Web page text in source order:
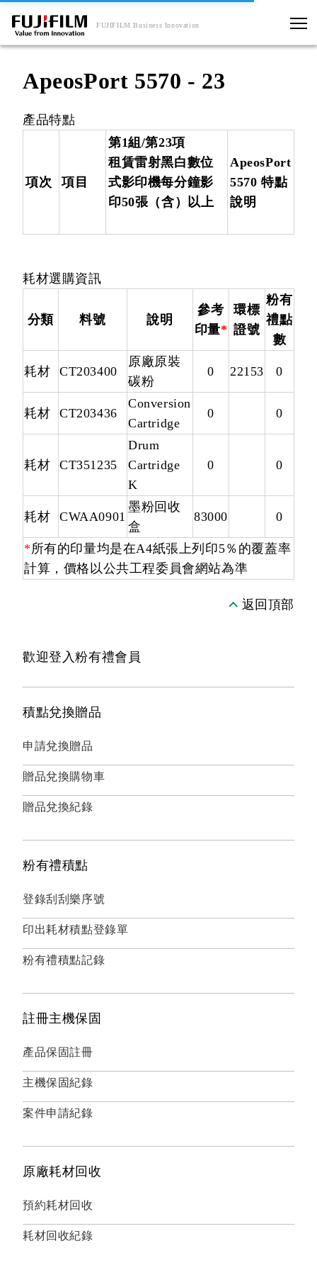
FUJIFILM Business Innovation
ApeosPort 5570 - 23
產品特點
項次 項目
第1組/第23項
租賃雷射黑白數位
式影印機每分鐘影
印50張（含）以上
ApeosPort
5570 特點
說明
耗材選購資訊
分類 料號 說明
參考
印量*
環標
證號
粉有
禮點
數
耗材 CT203400
原廠原裝
碳粉
0 22153 0
耗材 CT203436
Conversion
Cartridge
0 0
耗材 CT351235
Drum
Cartridge
K
0 0
耗材 CWAA0901
墨粉回收
盒
83000 0
*所有的印量均是在A4紙張上列印5％的覆蓋率
計算，價格以公共工程委員會網站為準
返回頂部
歡迎登入粉有禮會員
積點兌換贈品
申請兌換贈品
贈品兌換購物車
贈品兌換紀錄
粉有禮積點
登錄刮刮樂序號
印出耗材積點登錄單
粉有禮積點記錄
註冊主機保固
產品保固註冊
主機保固紀錄
案件申請紀錄
原廠耗材回收
預約耗材回收
耗材回收紀錄